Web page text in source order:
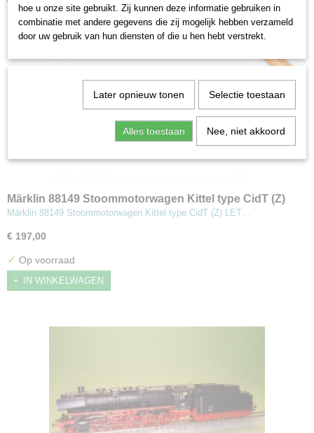
Nu Voorbestellen
Märklin 88149 Stoommotorwagen Kittel type CidT (Z)
Märklin 88149 Stoommotorwagen Kittel type CidT (Z) LET…
€ 197,00
✓ Op voorraad
IN WINKELWAGEN
hoe u onze site gebruikt. Zij kunnen deze informatie gebruiken in
combinatie met andere gegevens die zij mogelijk hebben verzameld
door uw gebruik van hun diensten of die u hen hebt verstrekt.
Later opnieuw tonen Selectie toestaan
Alles toestaan Nee, niet akkoord